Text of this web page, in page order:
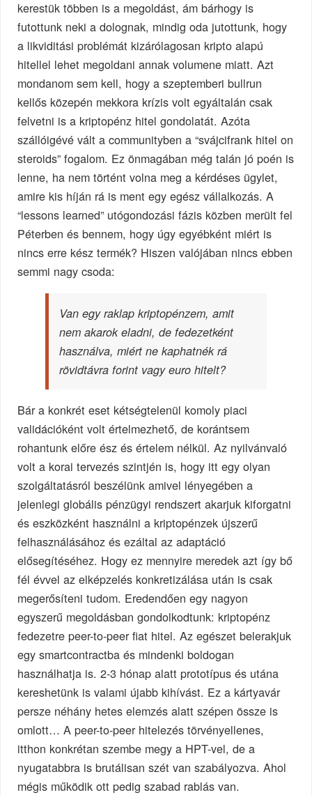
kerestük többen is a megoldást, ám bárhogy is
futottunk neki a dolognak, mindig oda jutottunk, hogy
a likviditási problémát kizárólagosan kripto alapú
hitellel lehet megoldani annak volumene miatt. Azt
mondanom sem kell, hogy a szeptemberi bullrun
kellős közepén mekkora krízis volt egyáltalán csak
felvetni is a kriptopénz hitel gondolatát. Azóta
szállóigévé vált a communityben a “svájcifrank hitel on
steroids” fogalom. Ez önmagában még talán jó poén is
lenne, ha nem történt volna meg a kérdéses ügylet,
amire kis híján rá is ment egy egész vállalkozás. A
“lessons learned” utógondozási fázis közben merült fel
Péterben és bennem, hogy úgy egyébként miért is
nincs erre kész termék? Hiszen valójában nincs ebben
semmi nagy csoda:
Van egy raklap kriptopénzem, amit
nem akarok eladni, de fedezetként
használva, miért ne kaphatnék rá
rövidtávra forint vagy euro hitelt?
Bár a konkrét eset kétségtelenül komoly piaci
validációként volt értelmezhető, de korántsem
rohantunk előre ész és értelem nélkül. Az nyilvánvaló
volt a korai tervezés szintjén is, hogy itt egy olyan
szolgáltatásról beszélünk amivel lényegében a
jelenlegi globális pénzügyi rendszert akarjuk kiforgatni
és eszközként használni a kriptopénzek újszerű
felhasználásához és ezáltal az adaptáció
elősegítéséhez. Hogy ez mennyire meredek azt így bő
fél évvel az elképzelés konkretizálása után is csak
megerősíteni tudom. Eredendően egy nagyon
egyszerű megoldásban gondolkodtunk: kriptopénz
fedezetre peer-to-peer fiat hitel. Az egészet belerakjuk
egy smartcontractba és mindenki boldogan
használhatja is. 2-3 hónap alatt prototípus és utána
kereshetünk is valami újabb kihívást. Ez a kártyavár
persze néhány hetes elemzés alatt szépen össze is
omlott… A peer-to-peer hitelezés törvényellenes,
itthon konkrétan szembe megy a HPT-vel, de a
nyugatabbra is brutálisan szét van szabályozva. Ahol
mégis működik ott pedig szabad rablás van.